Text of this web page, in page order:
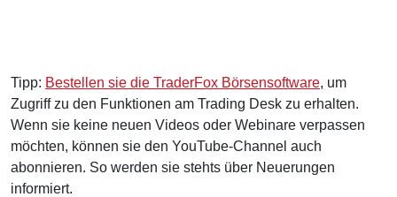
Tipp: Bestellen sie die TraderFox Börsensoftware, um
Zugriff zu den Funktionen am Trading Desk zu erhalten.
Wenn sie keine neuen Videos oder Webinare verpassen
möchten, können sie den YouTube-Channel auch
abonnieren. So werden sie stehts über Neuerungen
informiert.